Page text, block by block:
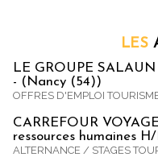
LES
LE GROUPE SALAUN
- (Nancy (54))
OFFRES D'EMPLOI
CARREFOUR
ressources humaines
ALTERNANCE / STAGES